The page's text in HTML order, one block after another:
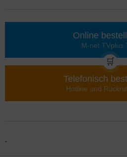
Online
M-net TVplus
🛒
Telefonisch
Hotline und
.